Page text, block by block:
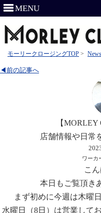
MENU
モーリークロージングTOP > News
◀前の記事へ
【
店舗情報や日常
ワーカ
こ
本日もご覧頂き
まず初めに今週は木曜
水曜日（8日）は営業して